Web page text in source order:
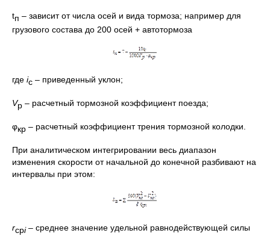
tп – зависит от числа осей и вида тормоза; например для
грузового состава до 200 осей + автотормоза
где iс – приведенный уклон;
Vр – расчетный тормозной коэффициент поезда;
φкр – расчетный коэффициент трения тормозной колодки.
При аналитическом интегрировании весь диапазон
изменения скорости от начальной до конечной разбивают на
интервалы при этом:
rсрi – среднее значение удельной равнодействующей силы